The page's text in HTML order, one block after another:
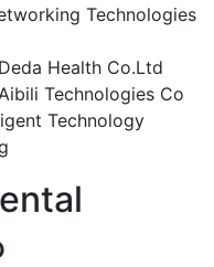
Technologies
Health Co.Ltd
Technologies Co
Technology